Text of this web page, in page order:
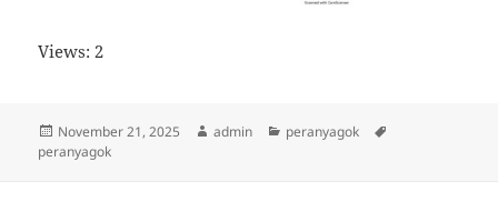
Views: 2
Posted
on
November 21, 2025 Author
admin Categories
peranyagok
peranyagok